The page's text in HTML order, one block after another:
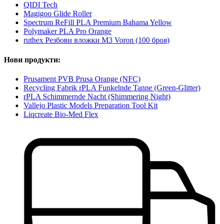
QIDI Tech
Magigoo Glide Roller
Spectrum ReFill PLA Premium Bahama Yellow
Polymaker PLA Pro Orange
ruthex Резбови вложки M3 Voron (100 броя)
Нови продукти:
Prusament PVB Prusa Orange (NFC)
Recycling Fabrik rPLA Funkelnde Tanne (Green-Glitter)
rPLA Schimmernde Nacht (Shimmering Night)
Vallejo Plastic Models Preparation Tool Kit
Liqcreate Bio-Med Flex